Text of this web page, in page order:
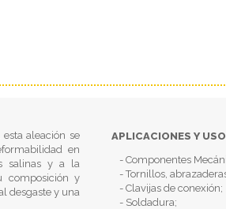
esta aleación se
en
salinas y a la
composición y
desgaste y una
APLICACIONES Y
- Componentes
- Tornillos,
- Clavijas de conexión;
- Soldadura;